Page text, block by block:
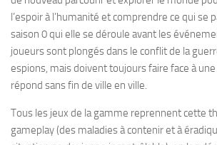
l’espoir à l’humanité et comprendre ce qui se
saison 0 qui elle se déroule avant les
joueurs sont plongés dans le conflit de la
espions, mais doivent toujours faire face à
répond sans fin de ville en ville.
Tous les jeux de la gamme reprennent cette
gameplay (des maladies à contenir et à